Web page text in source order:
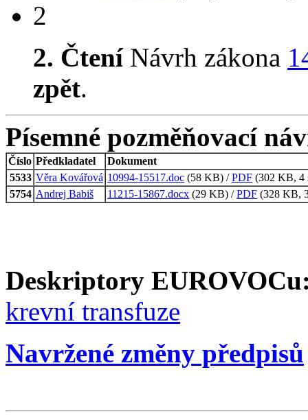
2
2. ČteníNávrh zákona
zpět.
Písemné pozměňovací
Číslo Předkladatel
Dokument
5533 Věra Kovářová 10994-15517.doc (58 KB) /PDF (302 KB, 4
5754 Andrej Babiš 11215-15867.docx (29 KB) /PDF (328 KB,
Deskriptory
krevní transfuze
Navržené změny předpisů